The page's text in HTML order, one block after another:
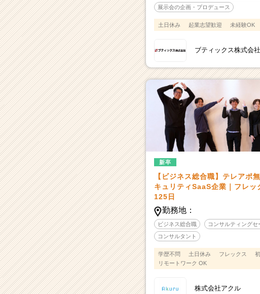
展示会の企画・プロデュース
土日休み 起業志望歓迎 未経験OK
ブティックス株式会社
新卒
【ビジネス総合職】テレアポ
キュリティSaaS企業｜フレ
125日
勤務地：
ビジネス総合職 コンサルティングセ
コンサルタント
学歴不問 土日休み フレックス
リモートワーク OK
株式会社アクル